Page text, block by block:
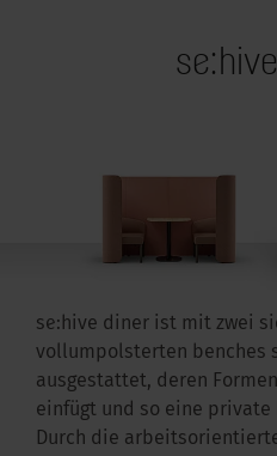
se:hive diner ist mit zwei
vollumpolsterten benches
ausgestattet, deren
einfügt und so eine private
Durch die